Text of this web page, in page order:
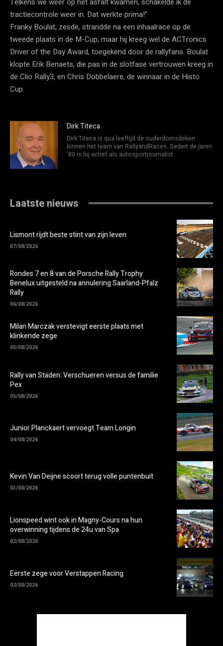
tractiecontrole weer in. Dat werkte prima!”
Franky Boulat, zesde, strandde na een inhaalrace op de
tweede plaats in de M-Cup, maar hij kreeg wel de ACTronics
Driver of the Day Award, toegekend door de rallyfans. Boulat
klopte Erik Benaets, die pas in de slotfase vertrouwen kreeg in
de Clio Rally3, en Chris Dobbelaere, de winnaar in de Histo
Cup.
Dirk Titeca
Dirk Titeca is qua leeftijd de ouderdomsdeken
binnen het team van RallyandRaces. Sedert de jaren
'80 is hij actief als autosportjournalist.
Laatste nieuws
Lismont rijdt beste stint van zijn leven
07/08/2026
Rondes 7 en 8 van de Porsche Rally Trophy
Benelux uitgesteld na annulering Saarland-Pfalz
Rally
06/08/2026
Milan Marczak verstevigt eerste plaats met
klinkende zege
05/08/2026
Rally van Staden: Verschueren versus de familie
Pex
05/08/2026
Junior Planckaert vervoegt Team Longin
04/08/2026
Kevin Van Deijne scoort terug volle puntenbuit
03/08/2026
Lionspeed wint ook in Magny-Cours na hun
overwinning tijdens de 24u van Spa
02/08/2026
Eerste zege voor Verstappen Racing
02/08/2026